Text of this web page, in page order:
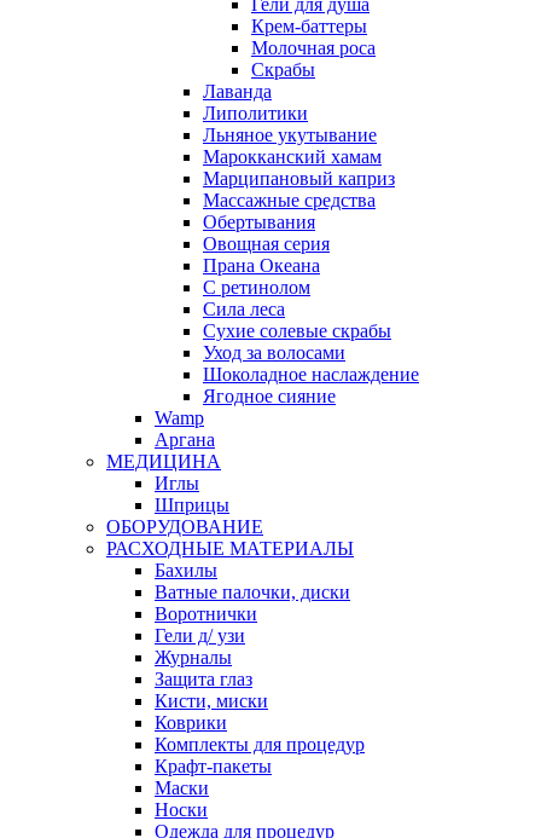
Гели для душа
Крем-баттеры
Молочная роса
Скрабы
Лаванда
Липолитики
Льняное укутывание
Марокканский хамам
Марципановый каприз
Массажные средства
Обертывания
Овощная серия
Прана Океана
С ретинолом
Сила леса
Сухие солевые скрабы
Уход за волосами
Шоколадное наслаждение
Ягодное сияние
Wamp
Аргана
МЕДИЦИНА
Иглы
Шприцы
ОБОРУДОВАНИЕ
РАСХОДНЫЕ МАТЕРИАЛЫ
Бахилы
Ватные палочки, диски
Воротнички
Гели д/ узи
Журналы
Защита глаз
Кисти, миски
Коврики
Комплекты для процедур
Крафт-пакеты
Маски
Носки
Одежда для процедур